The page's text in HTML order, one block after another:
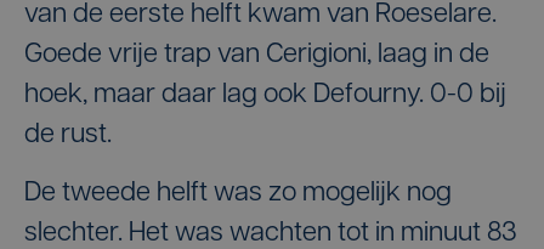
van de eerste helft kwam van Roeselare.
Goede vrije trap van Cerigioni, laag in de
hoek, maar daar lag ook Defourny. 0-0 bij
de rust.
De tweede helft was zo mogelijk nog
slechter. Het was wachten tot in minuut 83